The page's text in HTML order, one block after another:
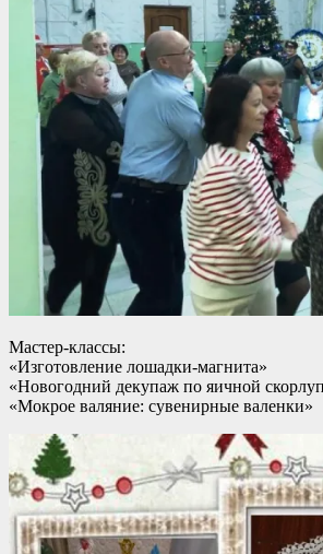
Мастер-классы:
«Изготовление лошадки-магнита»
«Новогодний декупаж по яичной
«Мокрое валяние: сувенирные валенки»